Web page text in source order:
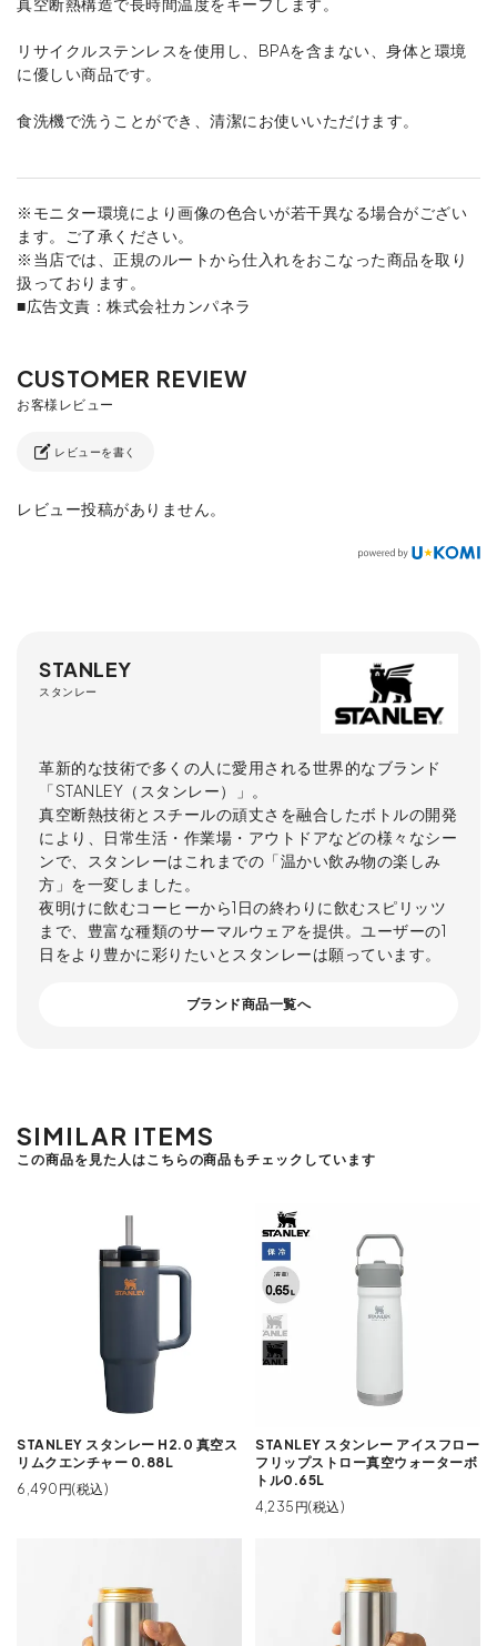
リサイクルステンレスを使用し、BPAを含まない、身体と環境
に優しい商品です。
食洗機で洗うことができ、清潔にお使いいただけます。
※モニター環境により画像の色合いが若干異なる場合がござい
ます。ご了承ください。
※当店では、正規のルートから仕入れをおこなった商品を取り
扱っております。
■広告文責：株式会社カンパネラ
レビューを書く
レビュー投稿がありません。
STANLEY
スタンレー
革新的な技術で多くの人に愛用される世界的なブランド
「STANLEY（スタンレー）」。
真空断熱技術とスチールの頑丈さを融合したボトルの開発
により、日常生活・作業場・アウトドアなどの様々なシー
ンで、スタンレーはこれまでの「温かい飲み物の楽しみ
方」を一変しました。
夜明けに飲むコーヒーから1日の終わりに飲むスピリッツ
まで、豊富な種類のサーマルウェアを提供。ユーザーの1
日をより豊かに彩りたいとスタンレーは願っています。
ブランド商品一覧へ
SIMILAR ITEMS
この商品を見た人はこちらの商品もチェックしています
STANLEY スタンレー H2.0 真空ス
リムクエンチャー 0.88L
6,490円(税込)
STANLEY スタンレー アイスフロー
フリップストロー真空ウォーターボ
トル0.65L
4,235円(税込)